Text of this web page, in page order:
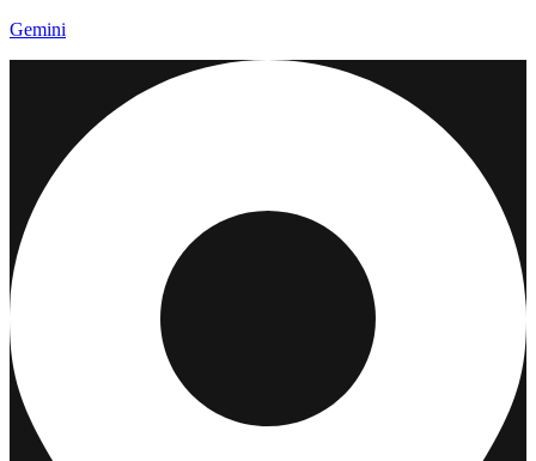
Gemini